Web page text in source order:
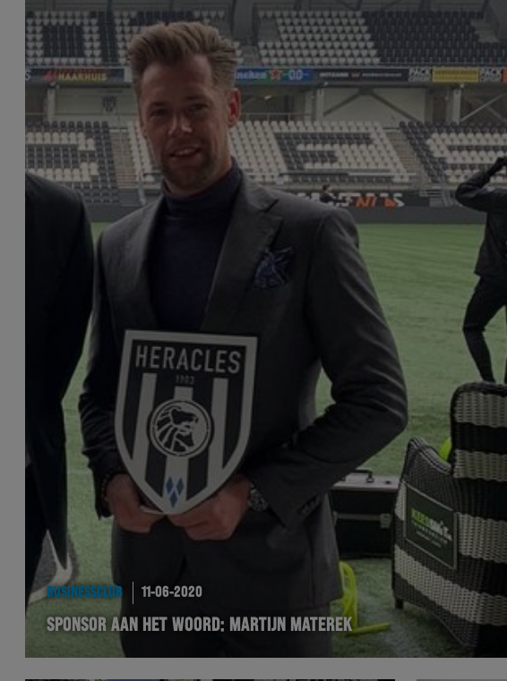
BUSINESSCLUB 11-06-2020
SPONSOR AAN HET WOORD: MARTIJN MATEREK